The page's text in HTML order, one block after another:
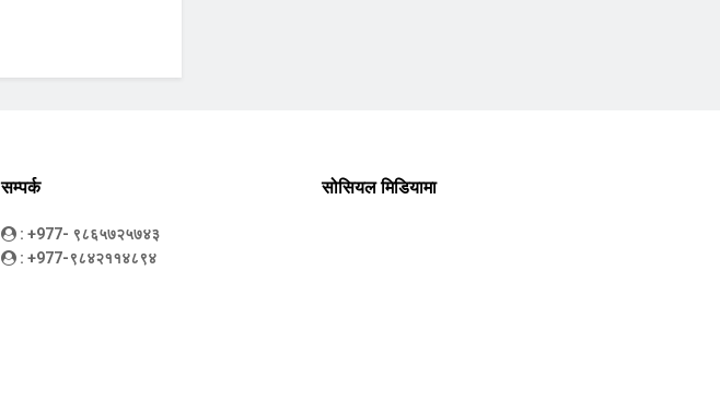
सम्पर्क
: +977- ९८६५७२५७४३
: +977-९८४२११४८९४
सोसियल मिडियामा